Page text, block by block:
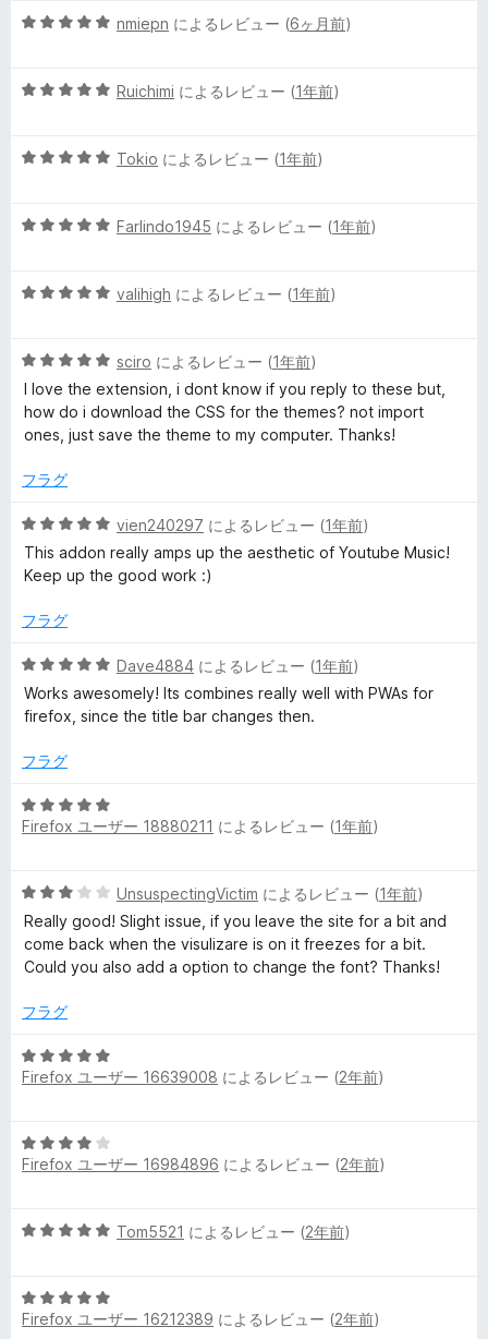
e
M
i
c
™
(
D
n
m
i
T
e
m
s
)
の
レ
ビ
評
5
中
評
nmiepn によるレビュー (6ヶ月前)
5
中
評
Ruichimi によるレビュー (1年前)
5
中
評
Tokio によるレビュー (1年前)
5
中
評
価
Farlindo1945 によるレビュー (1年前)
5
中
5
の
評
valihigh によるレビュー (1年前)
5
段
階
中
の
価
sciro によるレビュー (1年前)
I love the extension, i dont know if you reply to these but,
how do i download the CSS for the themes? not import
ones, just save the theme to my computer. Thanks!
フラグ
5
段
階
5
評
価
vien240297 によるレビュー (1年前)
This addon really amps up the aesthetic of Youtube Music!
Keep up the good work :)
フラグ
5
段
階
5
評
価
Dave4884 によるレビュー (1年前)
Works awesomely! Its combines really well with PWAs for
firefox, since the title bar changes then.
フラグ
5
段
5
の
評
価
Firefox ユーザー 18880211 によるレビュー (1年前)
5
段
階
中
の
価
UnsuspectingVictim によるレビュー (1年前)
Really good! Slight issue, if you leave the site for a bit and
come back when the visulizare is on it freezes for a bit.
Could you also add a option to change the font? Thanks!
フラグ
5
段
5
の
Firefox ユーザー 16639008 によるレビュー (2年前)
5
段
4
価
Firefox ユーザー 16984896 によるレビュー (2年前)
5
中
5
Tom5521 によるレビュー (2年前)
5
段
Firefox ユーザー 16212389 によるレビュー (2年前)